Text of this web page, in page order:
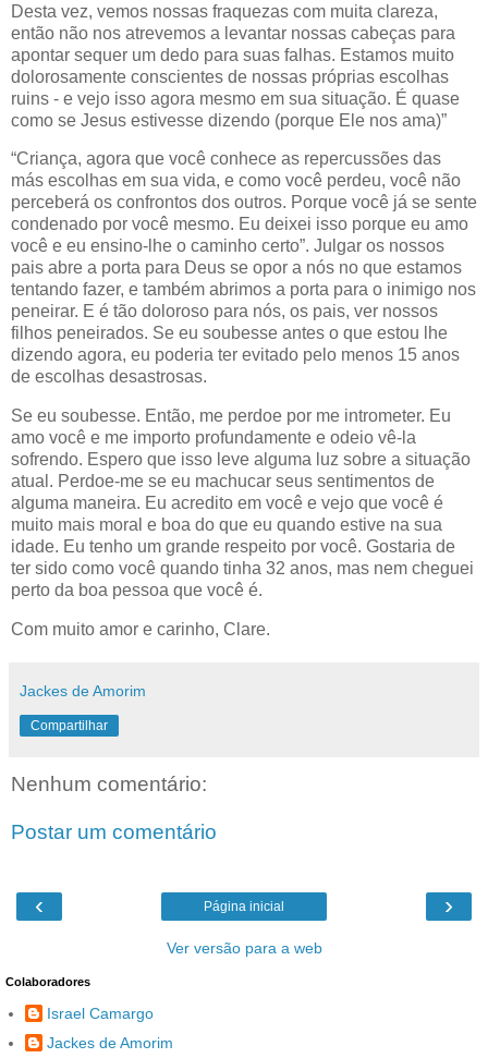
Desta vez, vemos nossas fraquezas com muita clareza,
então não nos atrevemos a levantar nossas cabeças para
apontar sequer um dedo para suas falhas. Estamos muito
dolorosamente conscientes de nossas próprias escolhas
ruins - e vejo isso agora mesmo em sua situação. É quase
como se Jesus estivesse dizendo (porque Ele nos ama)”
“Criança, agora que você conhece as repercussões das
más escolhas em sua vida, e como você perdeu, você não
perceberá os confrontos dos outros. Porque você já se sente
condenado por você mesmo. Eu deixei isso porque eu amo
você e eu ensino-lhe o caminho certo”. Julgar os nossos
pais abre a porta para Deus se opor a nós no que estamos
tentando fazer, e também abrimos a porta para o inimigo nos
peneirar. E é tão doloroso para nós, os pais, ver nossos
filhos peneirados. Se eu soubesse antes o que estou lhe
dizendo agora, eu poderia ter evitado pelo menos 15 anos
de escolhas desastrosas.
Se eu soubesse. Então, me perdoe por me intrometer. Eu
amo você e me importo profundamente e odeio vê-la
sofrendo. Espero que isso leve alguma luz sobre a situação
atual. Perdoe-me se eu machucar seus sentimentos de
alguma maneira. Eu acredito em você e vejo que você é
muito mais moral e boa do que eu quando estive na sua
idade. Eu tenho um grande respeito por você. Gostaria de
ter sido como você quando tinha 32 anos, mas nem cheguei
perto da boa pessoa que você é.
Com muito amor e carinho, Clare.
Jackes de Amorim
Compartilhar
Nenhum comentário:
Postar um comentário
‹ ›
Página inicial
Ver versão para a web
Colaboradores
Israel Camargo
Jackes de Amorim